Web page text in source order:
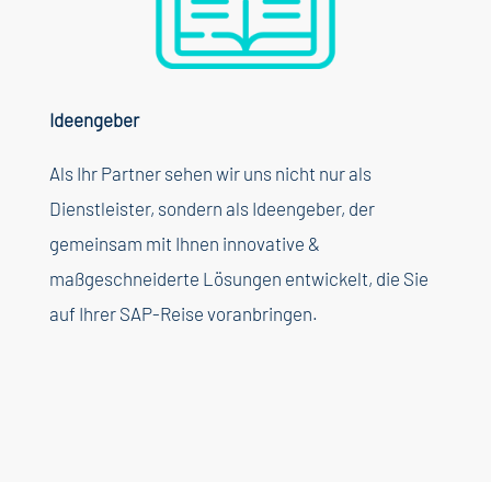
Ideengeber
Als IhrPartner sehen wir uns nicht nur als
Dienstleister, sondern als Ideengeber, der
gemeinsam mit Ihnen innovative &
maßgeschneiderte Lösungen entwickelt, die Sie
auf Ihrer SAP-Reise voranbringen.